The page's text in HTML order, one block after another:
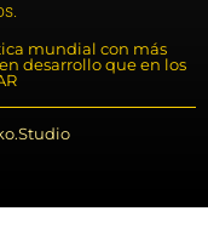
mundial con más
desarrollo que en los